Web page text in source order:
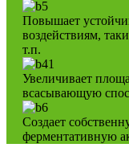
Повышает
воздействиям,
т.п.
Увеличивает
всасывающую
Создает
ферментативную